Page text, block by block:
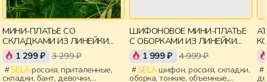
МИНИ-ПЛАТЬЕ СО
СКЛАДКАМИ ИЗ ЛИНЕЙКИ
YOUNG1 299 ₽ 3 299 ₽
SELAроссия, приталенные,
складки, бант, девочки,
ШИФОНОВОЕ МИНИ-ПЛАТЬЕ
С ОБОРКАМИ ИЗ ЛИНЕЙКИ
YOUNG1 999 ₽ 4 999 ₽
SELAшифон, россия, складки,
оборка, тонкие, объемные,